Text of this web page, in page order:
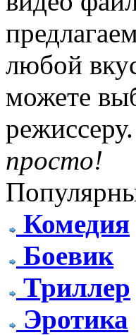
любой
можете
режиссеру.
просто!
Комедия
Боевик
Триллер
Эротика